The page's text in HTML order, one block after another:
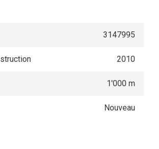
3147995
2010
1'000 m
Nouveau